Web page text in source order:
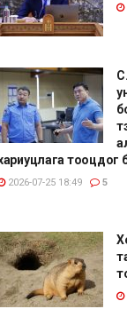
тооцдог
2026-07-25 18:49 5